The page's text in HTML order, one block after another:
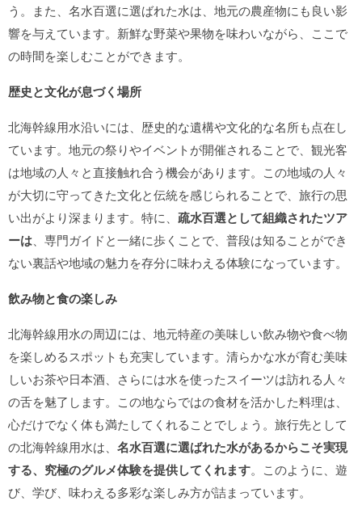
う。また、名水百選に選ばれた水は、地元の農産物にも良い影
響を与えています。新鮮な野菜や果物を味わいながら、ここで
の時間を楽しむことができます。
歴史と文化が息づく場所
北海幹線用水沿いには、歴史的な遺構や文化的な名所も点在し
ています。地元の祭りやイベントが開催されることで、観光客
は地域の人々と直接触れ合う機会があります。この地域の人々
が大切に守ってきた文化と伝統を感じられることで、旅行の思
い出がより深まります。特に、 疏水百選として組織されたツア
ーは 、専門ガイドと一緒に歩くことで、普段は知ることができ
ない裏話や地域の魅力を存分に味わえる体験になっています。
飲み物と食の楽しみ
北海幹線用水の周辺には、地元特産の美味しい飲み物や食べ物
を楽しめるスポットも充実しています。清らかな水が育む美味
しいお茶や日本酒、さらには水を使ったスイーツは訪れる人々
の舌を魅了します。この地ならではの食材を活かした料理は、
心だけでなく体も満たしてくれることでしょう。旅行先として
の北海幹線用水は、 名水百選に選ばれた水があるからこそ実現
する、究極のグルメ体験を提供してくれます。このように、遊
び、学び、味わえる多彩な楽しみ方が詰まっています。